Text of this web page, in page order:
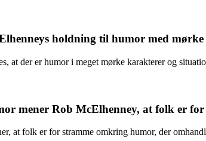
holdning til humor med
at der er humor i meget mørke karakterer og
mener Rob McElhenney, at folk er
at folk er for stramme omkring humor, der